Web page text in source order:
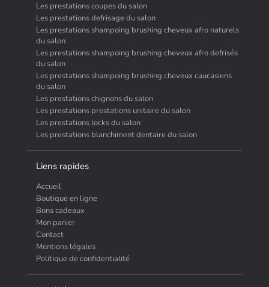
Les prestations coupes du salon
Les prestations defrisage du salon
Les prestations shampoing brushing cheveux afro naturels
du salon
Les prestations shampoing brushing cheveux afro defrisés
du salon
Les prestations shampoing brushing cheveux caucasiens
du salon
Les prestations chignons du salon
Les prestations prestations unitaire du salon
Les prestations locks du salon
Les prestations blanchiment dentaire du salon
Liens rapides
Accueil
Boutique en ligne
Bons cadeaux
Mon panier
Contact
Mentions légales
Politique de confidentialité